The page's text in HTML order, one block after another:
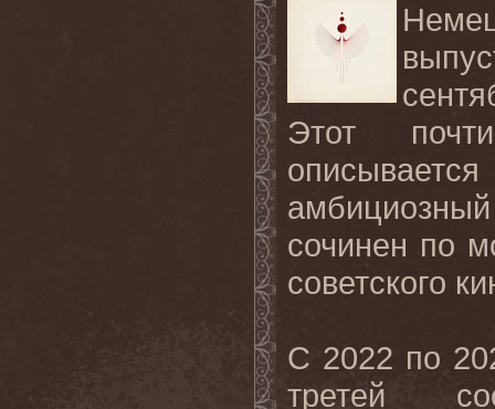
Этот
сочинен по
советского
С 2022 по
третей